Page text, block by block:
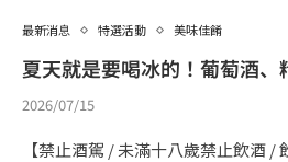
最新消息 特選活動 美味佳餚
夏天就是要喝冰的！葡萄酒
2026/07/15
【禁止酒駕 / 未滿十八歲禁止飲酒